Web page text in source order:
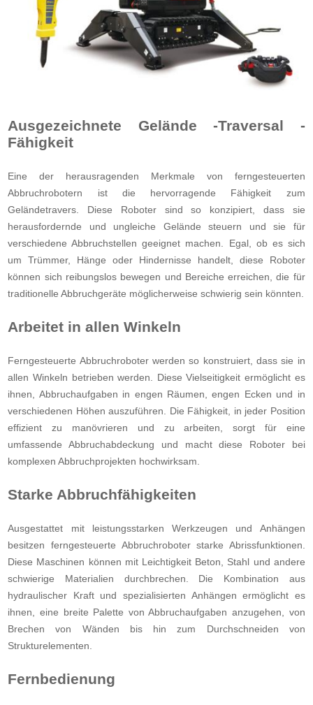
Ausgezeichnete Gelände -Traversal -
Fähigkeit
Eine der herausragenden Merkmale von ferngesteuerten
Abbruchrobotern ist die hervorragende Fähigkeit zum
Geländetravers. Diese Roboter sind so konzipiert, dass sie
herausfordernde und ungleiche Gelände steuern und sie für
verschiedene Abbruchstellen geeignet machen. Egal, ob es sich
um Trümmer, Hänge oder Hindernisse handelt, diese Roboter
können sich reibungslos bewegen und Bereiche erreichen, die für
traditionelle Abbruchgeräte möglicherweise schwierig sein könnten.
Arbeitet in allen Winkeln
Ferngesteuerte Abbruchroboter werden so konstruiert, dass sie in
allen Winkeln betrieben werden. Diese Vielseitigkeit ermöglicht es
ihnen, Abbruchaufgaben in engen Räumen, engen Ecken und in
verschiedenen Höhen auszuführen. Die Fähigkeit, in jeder Position
effizient zu manövrieren und zu arbeiten, sorgt für eine
umfassende Abbruchabdeckung und macht diese Roboter bei
komplexen Abbruchprojekten hochwirksam.
Starke Abbruchfähigkeiten
Ausgestattet mit leistungsstarken Werkzeugen und Anhängen
besitzen ferngesteuerte Abbruchroboter starke Abrissfunktionen.
Diese Maschinen können mit Leichtigkeit Beton, Stahl und andere
schwierige Materialien durchbrechen. Die Kombination aus
hydraulischer Kraft und spezialisierten Anhängen ermöglicht es
ihnen, eine breite Palette von Abbruchaufgaben anzugehen, von
Brechen von Wänden bis hin zum Durchschneiden von
Strukturelementen.
Fernbedienung